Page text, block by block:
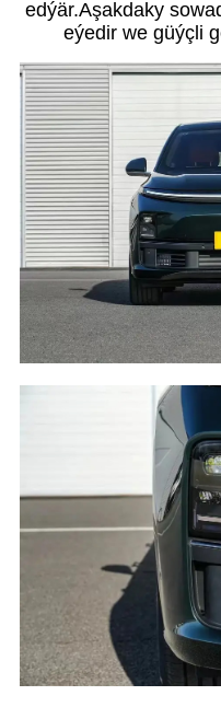
edýär.Aşakdaky
eýedir we güýçli